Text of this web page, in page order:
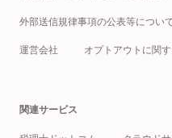
外部送信規律事項の公表等につい
運営会社 オプトアウトに関
関連サービス